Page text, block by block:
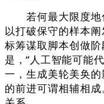
若何最大限度地
以打破保守的样本
标筹谋取脚本创做
是，“人工智能可能
一，生成美轮美奂
的前进可谓相辅相